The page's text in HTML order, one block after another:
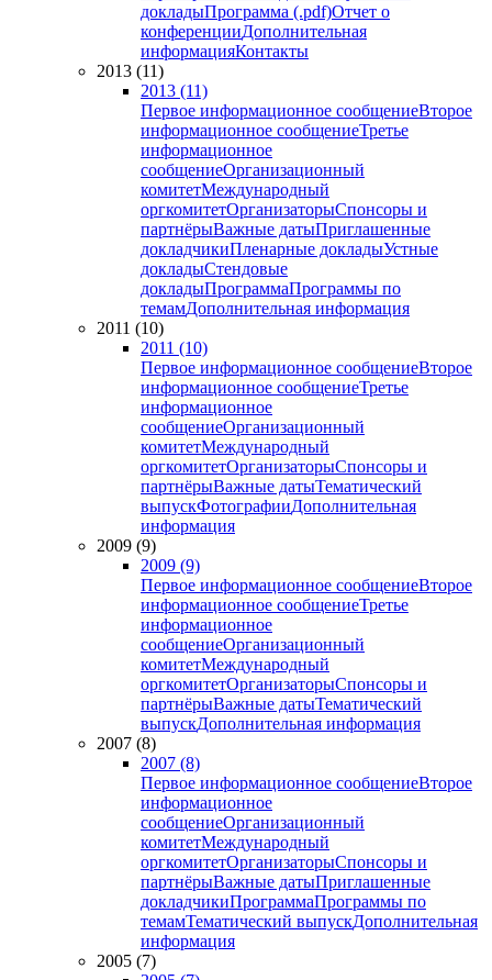
докладыПрограмма (.pdf)Отчет о
конференцииДополнительная
информацияКонтакты
2013 (11)
2013 (11)
Первое информационное сообщениеВторое
информационное сообщениеТретье
информационное
сообщениеОрганизационный
комитетМеждународный
оргкомитетОрганизаторыСпонсоры и
партнёрыВажные датыПриглашенные
докладчикиПленарные докладыУстные
докладыСтендовые
докладыПрограммаПрограммы по
темамДополнительная информация
2011 (10)
2011 (10)
Первое информационное сообщениеВторое
информационное сообщениеТретье
информационное
сообщениеОрганизационный
комитетМеждународный
оргкомитетОрганизаторыСпонсоры и
партнёрыВажные датыТематический
выпускФотографииДополнительная
информация
2009 (9)
2009 (9)
Первое информационное сообщениеВторое
информационное сообщениеТретье
информационное
сообщениеОрганизационный
комитетМеждународный
оргкомитетОрганизаторыСпонсоры и
партнёрыВажные датыТематический
выпускДополнительная информация
2007 (8)
2007 (8)
Первое информационное сообщениеВторое
информационное
сообщениеОрганизационный
комитетМеждународный
оргкомитетОрганизаторыСпонсоры и
партнёрыВажные датыПриглашенные
докладчикиПрограммаПрограммы по
темамТематический выпускДополнительная
информация
2005 (7)